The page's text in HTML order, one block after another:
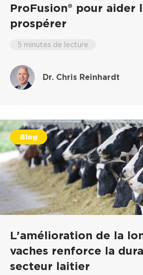
ProFusion® pour aider
prospérer
5 minutes de lecture
Dr. Chris Reinhardt
Blog
L'amélioration de la
vaches renforce la
secteur laitier